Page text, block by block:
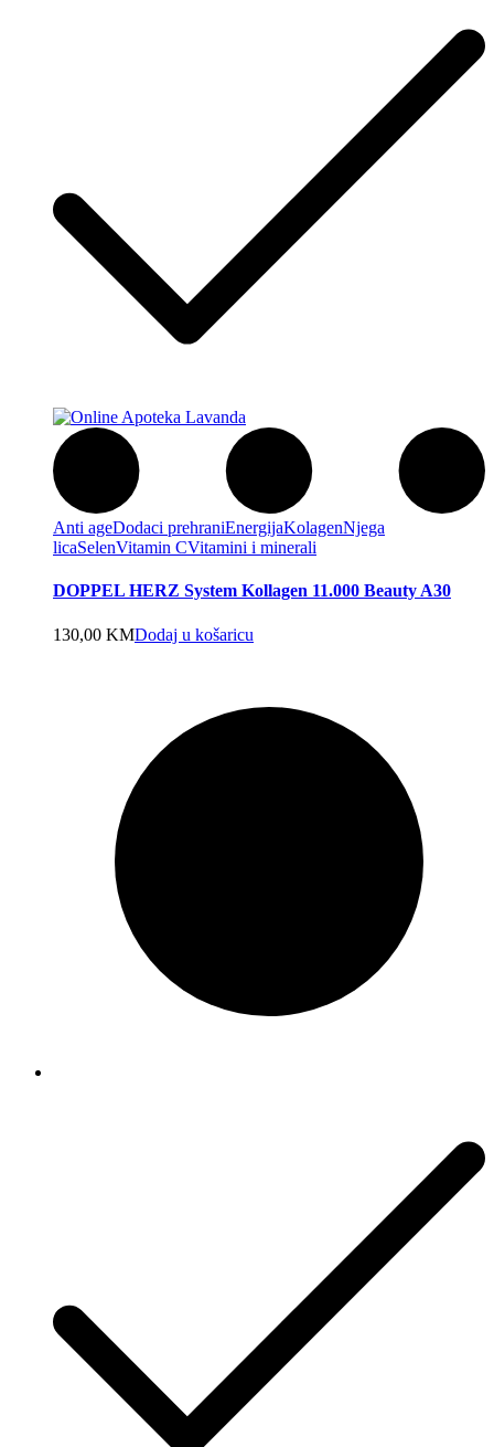
Anti ageDodaci prehraniEnergijaKolagenNjega
licaSelenVitamin CVitamini i minerali
DOPPEL HERZ System Kollagen 11.000 Beauty A30
130,00 KMDodaj u košaricu